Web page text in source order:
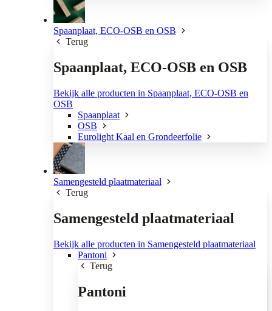
Spaanplaat, ECO-OSB en OSB
Terug
Spaanplaat, ECO-OSB en OSB
Bekijk alle producten in Spaanplaat, ECO-OSB en
OSB
Spaanplaat
OSB
Eurolight Kaal en Grondeerfolie
Samengesteld plaatmateriaal
Terug
Samengesteld plaatmateriaal
Bekijk alle producten in Samengesteld plaatmateriaal
Pantoni
Terug
Pantoni